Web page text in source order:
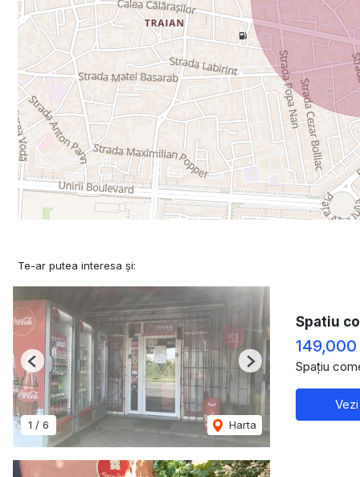
Te-ar putea interesa și:
1 / 6 Harta
Previous Next
Spatiu
Spațiu